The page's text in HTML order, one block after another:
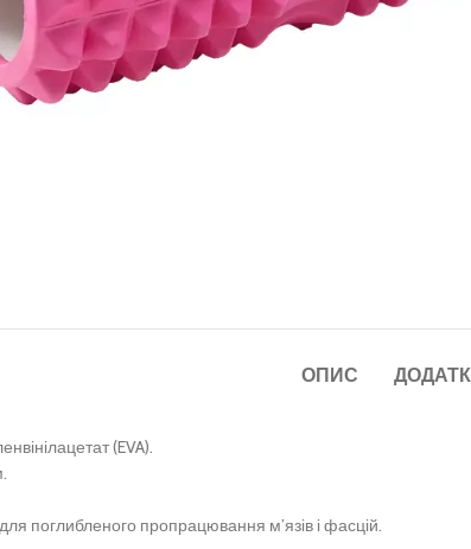
ОПИС
(EVA).
поглибленого пропрацювання м’язів і фасцій.